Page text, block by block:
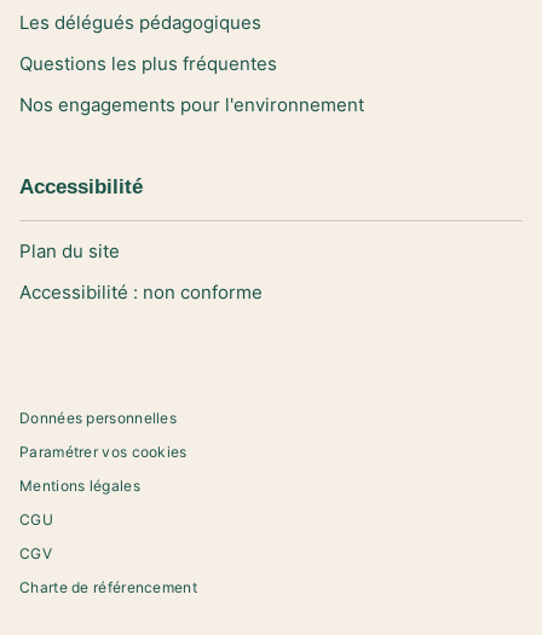
Les délégués pédagogiques
Questions les plus fréquentes
Nos engagements pour l'environnement
Accessibilité
Plan du site
Accessibilité : non conforme
Données personnelles
Paramétrer vos cookies
Mentions légales
CGU
CGV
Charte de référencement